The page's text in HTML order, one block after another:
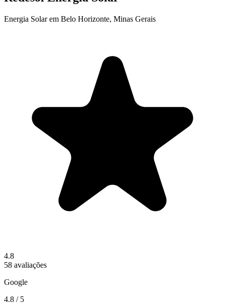
Energia Solar em Belo Horizonte, Minas Gerais
4.8
58 avaliações
Google
4.8 / 5